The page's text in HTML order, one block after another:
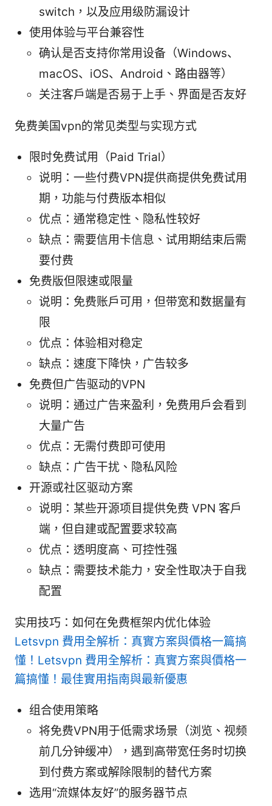
switch，以及应用级防漏设计
使用体验与平台兼容性
确认是否支持你常用设备（Windows、
macOS、iOS、Android、路由器等）
关注客户端是否易于上手、界面是否友好
免费美国vpn的常见类型与实现方式
限时免费试用（Paid Trial）
说明：一些付费VPN提供商提供免费试用
期，功能与付费版本相似
优点：通常稳定性、隐私性较好
缺点：需要信用卡信息、试用期结束后需
要付费
免费版但限速或限量
说明：免费账户可用，但带宽和数据量有
限
优点：体验相对稳定
缺点：速度下降快，广告较多
免费但广告驱动的VPN
说明：通过广告来盈利，免费用户会看到
大量广告
优点：无需付费即可使用
缺点：广告干扰、隐私风险
开源或社区驱动方案
说明：某些开源项目提供免费 VPN 客户
端，但自建或配置要求较高
优点：透明度高、可控性强
缺点：需要技术能力，安全性取决于自我
配置
实用技巧：如何在免费框架内优化体验
Letsvpn 費用全解析：真實方案與價格一篇搞
懂！Letsvpn 費用全解析：真實方案與價格一
篇搞懂！最佳實用指南與最新優惠
组合使用策略
将免费VPN用于低需求场景（浏览、视频
前几分钟缓冲），遇到高带宽任务时切换
到付费方案或解除限制的替代方案
选用“流媒体友好”的服务器节点